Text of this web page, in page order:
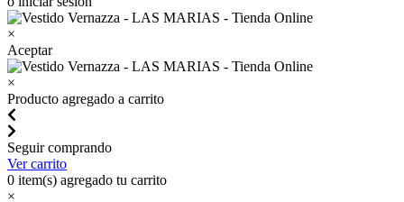
×
Aceptar
×
Producto agregado a carrito
Seguir comprando
Ver carrito
0 item(s) agregado tu carrito
×